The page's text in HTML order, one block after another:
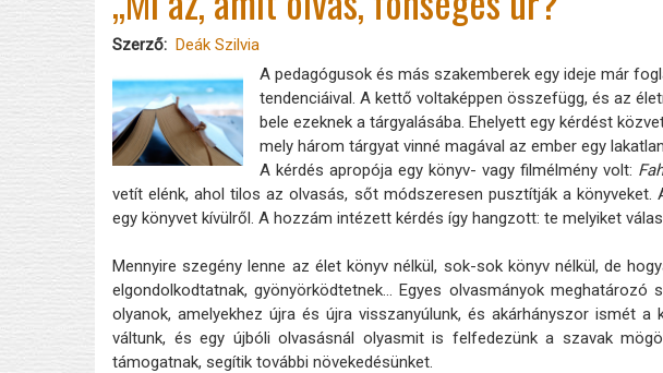
Szerző
Deák Szilvia
A pedagógusok és más szakemberek egy ideje már
tendenciáival. A kettő voltaképpen összefügg, és az
bele ezeknek a tárgyalásába. Ehelyett egy kérdést
mely három tárgyat vinné magával az ember egy
A kérdés apropója egy könyv- vagy filmélmény volt:
vetít elénk, ahol tilos az olvasás, sőt módszeresen pusztítják a
egy könyvet kívülről. A hozzám intézett kérdés így hangzott: te melyiket
Mennyire szegény lenne az élet könyv nélkül, sok-sok könyv nélkül, de
elgondolkodtatnak, gyönyörködtetnek… Egyes olvasmányok
olyanok, amelyekhez újra és újra visszanyúlunk, és akárhányszor ismét
váltunk, és egy újbóli olvasásnál olyasmit is felfedezünk a szavak
támogatnak, segítik további növekedésünket.